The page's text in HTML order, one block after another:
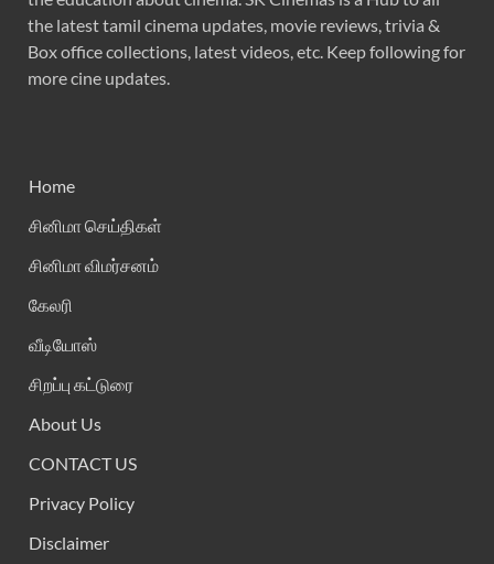
the latest tamil cinema updates, movie reviews, trivia &
Box office collections, latest videos, etc. Keep following for
more cine updates.
Home
சினிமா செய்திகள்
சினிமா விமர்சனம்
கேலரி
வீடியோஸ்
சிறப்பு கட்டுரை
About Us
CONTACT US
Privacy Policy
Disclaimer